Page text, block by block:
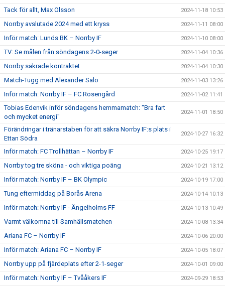
Tack för allt, Max Olsson 2024-11-18 10:53
Norrby avslutade 2024 med ett kryss 2024-11-11 08:00
Inför match: Lunds BK – Norrby IF 2024-11-10 08:00
TV: Se målen från söndagens 2-0-seger 2024-11-04 10:36
Norrby säkrade kontraktet 2024-11-04 10:30
Match-Tugg med Alexander Salo 2024-11-03 13:26
Inför match: Norrby IF – FC Rosengård 2024-11-02 11:41
Tobias Edenvik inför söndagens hemmamatch: "Bra fart
och mycket energi"
2024-11-01 18:50
Förändringar i tränarstaben för att säkra Norrby IF:s plats i
Ettan Södra
2024-10-27 16:32
Inför match: FC Trollhättan – Norrby IF 2024-10-25 19:17
Norrby tog tre sköna - och viktiga poäng 2024-10-21 13:12
Inför match: Norrby IF – BK Olympic 2024-10-19 17:00
Tung eftermiddag på Borås Arena 2024-10-14 10:13
Inför match: Norrby IF - Ängelholms FF 2024-10-13 10:49
Varmt välkomna till Samhällsmatchen 2024-10-08 13:34
Ariana FC – Norrby IF 2024-10-06 20:00
Inför match: Ariana FC – Norrby IF 2024-10-05 18:07
Norrby upp på fjärdeplats efter 2-1-seger 2024-10-01 09:00
Inför match: Norrby IF – Tvååkers IF 2024-09-29 18:53